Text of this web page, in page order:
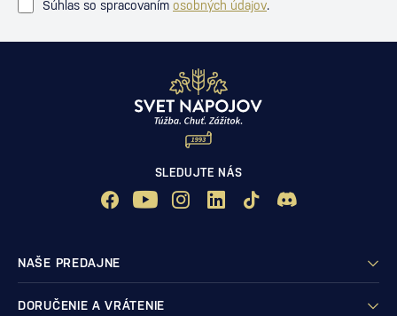
Súhlas so spracovaním osobných údajov.
SLEDUJTE NÁS
NAŠE PREDAJNE
DORUČENIE A VRÁTENIE